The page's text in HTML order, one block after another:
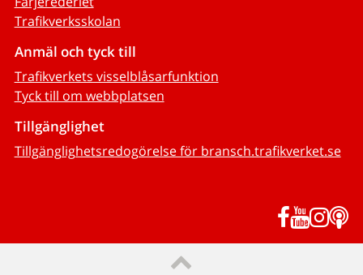
Trafikverksskolan
Anmäl och tyck till
Trafikverkets visselblåsarfunktion
Tyck till om webbplatsen
Tillgänglighet
Tillgänglighetsredogörelse för bransch.trafikverket.se
Facebook
YouTube